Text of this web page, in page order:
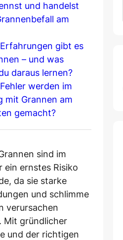
und handelst
am
gibt es
– und was
daraus lernen?
werden im
mit Grannen am
gemacht?
sind im
ein ernstes Risiko
da sie starke
und schlimme
verursachen
Mit gründlicher
und der richtigen